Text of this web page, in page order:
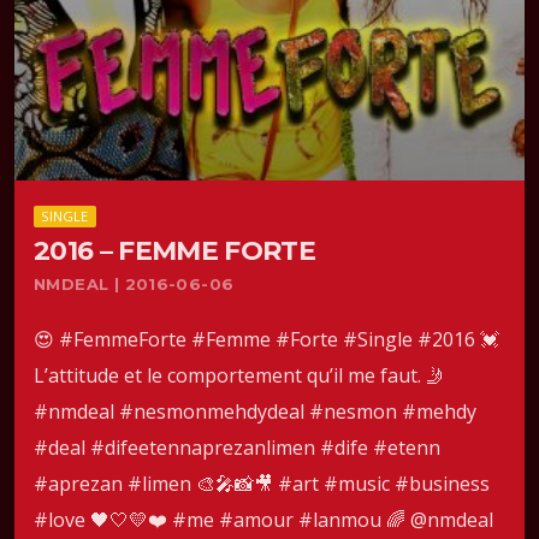
SINGLE
2016 – FEMME FORTE
NMDEAL | 2016-06-06
😍 #FemmeForte #Femme #Forte #Single #2016 💓
L’attitude et le comportement qu’il me faut. 🤳
#nmdeal #nesmonmehdydeal #nesmon #mehdy
#deal #difeetennaprezanlimen #dife #etenn
#aprezan #limen 🎨🎤📸🎥 #art #music #business
#love 🖤🤍💛❤️ #me #amour #lanmou 🌈 @nmdeal